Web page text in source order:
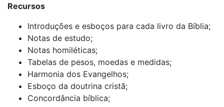
Recursos
Introduções e esboços para cada livro da Bíblia;
Notas de estudo;
Notas homiléticas;
Tabelas de pesos, moedas e medidas;
Harmonia dos Evangelhos;
Esboço da doutrina cristã;
Concordância bíblica;